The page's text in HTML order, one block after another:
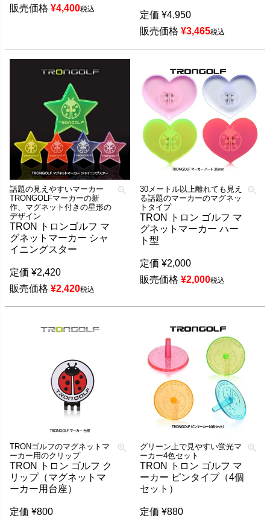
販売価格 ¥4,400税込
定価 ¥4,950
販売価格 ¥3,465税込
話題の見えやすいマーカー
TRONGOLFマーカーの新
作、マグネット付きの星形の
デザイン
TRON トロンゴルフ マ
グネットマーカー シャ
イニングスター
定価 ¥2,420
販売価格 ¥2,420税込
30メートル以上離れても見え
る話題のマーカーのマグネッ
トタイプ
TRON トロン ゴルフ マ
グネットマーカー ハー
ト型
定価 ¥2,000
販売価格 ¥2,000税込
TRONゴルフのマグネットマ
ーカー用のクリップ
TRON トロン ゴルフ ク
リップ（マグネットマ
ーカー用台座）
定価 ¥800
グリーン上で見やすい蛍光マ
ーカー4色セット
TRON トロン ゴルフ マ
ーカー ピンタイプ（4個
セット）
定価 ¥880